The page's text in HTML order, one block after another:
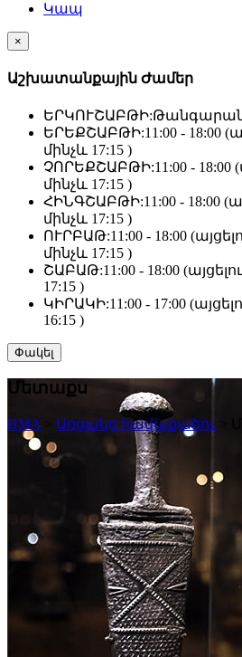
Կապ
×
Աշխատանքային Ժամեր
ԵՐԿՈՒՇԱԲԹԻ:
ԵՐԵՔՇԱԲԹԻ:11:00 - 18:00
մինչև 17:15 )
ՉՈՐԵՔՇԱԲԹԻ:11:00 -
մինչև 17:15 )
ՀԻՆԳՇԱԲԹԻ:11:00 - 18:00
մինչև 17:15 )
ՈՒՐԲԱԹ:11:00 - 18:00
մինչև 17:15 )
ՇԱԲԱԹ:11:00 - 18:00
17:15 )
ԿԻՐԱԿԻ:11:00 - 17:00
16:15 )
Փակել
Մետաքս
HMA Առցանց հավաքածու